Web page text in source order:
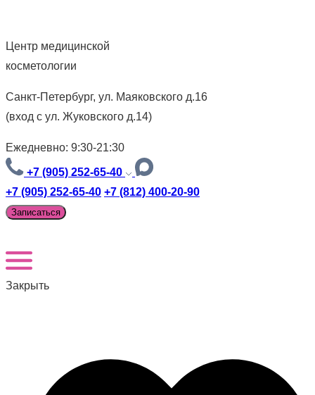
Центр медицинской
косметологии
Санкт-Петербург, ул. Маяковского д.16
(вход с ул. Жуковского д.14)
Ежедневно: 9:30-21:30
+7 (905) 252-65-40
+7 (905) 252-65-40 +7 (812) 400-20-90
Записаться
Закрыть